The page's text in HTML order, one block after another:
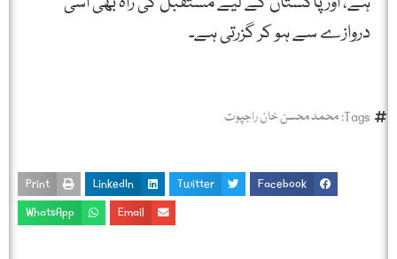
دروازے سے ہو کر گزرتی ہے۔
Tags: محمد محسن خان راجپوت
Facebook
Twitter
LinkedIn
Print
Email
WhatsApp